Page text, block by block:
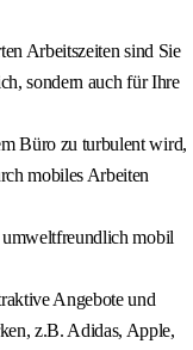
Arbeitszeiten sind Sie
sondern auch für Ihre
Büro zu turbulent wird,
mobiles Arbeiten
umweltfreundlich mobil
Angebote und
z.B. Adidas, Apple,